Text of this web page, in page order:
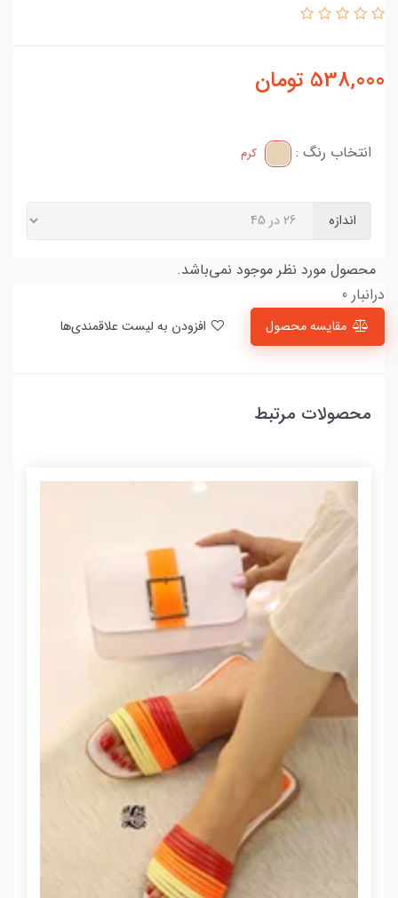
538,000 تومان
انتخاب رنگ : کرم
اندازه
محصول مورد نظر موجود نمی‌باشد.
درانبار 0
مقایسه محصول
محصولات مرتبط